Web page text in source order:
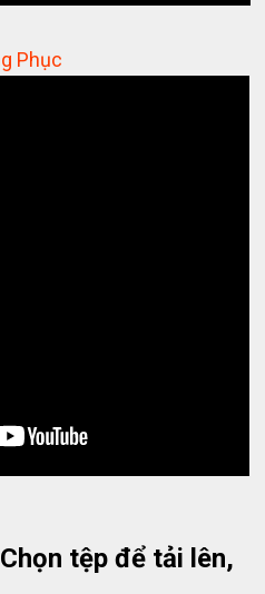
Phục
tệp để tải lên,